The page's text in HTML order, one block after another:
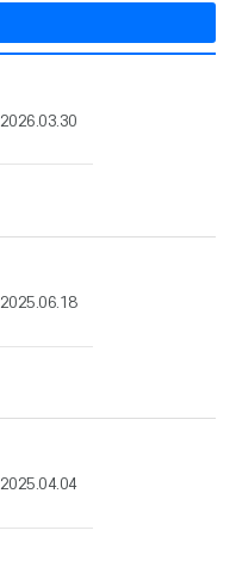
2026.03.30
2025.06.18
2025.04.04